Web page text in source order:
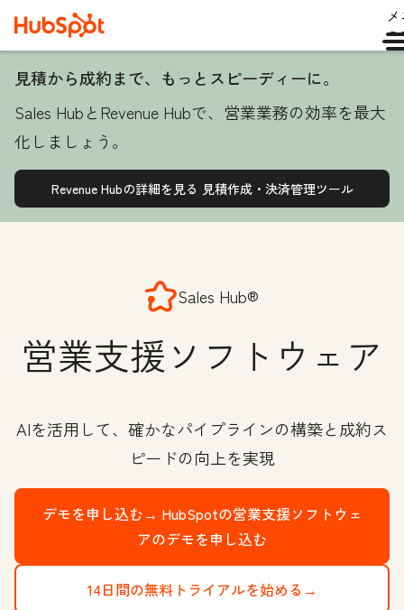
見積から成約まで、もっとスピーディーに。
Sales HubとRevenue Hubで、営業業務の効率を最大
化しましょう。
Revenue Hubの詳細を見る 見積作成・決済管理ツール
Sales Hub®
営業支援ソフトウェア
AIを活用して、確かなパイプラインの構築と成約ス
ピードの向上を実現
デモを申し込む→ HubSpotの営業支援ソフトウェ
アのデモを申し込む
14日間の無料トライアルを始める→